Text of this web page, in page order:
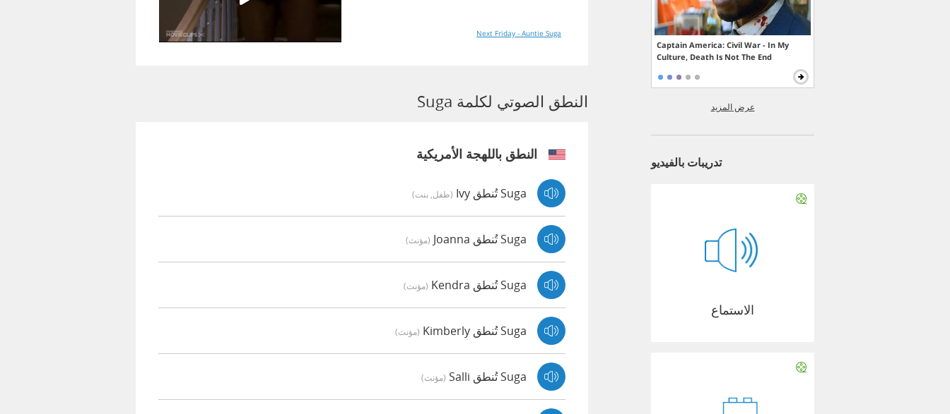
Next Friday - Auntie Suga
النطق الصوتي لكلمة Suga
النطق باللهجة الأمريكية
Suga تُنطق Ivy (طفل, بنت)
Suga تُنطق Joanna (مؤنث)
Suga تُنطق Kendra (مؤنث)
Suga تُنطق Kimberly (مؤنث)
Suga تُنطق Salli (مؤنث)
Captain America: Civil War - In My
Culture, Death Is Not The End
عرض المزيد
تدريبات بالفيديو
الاستماع